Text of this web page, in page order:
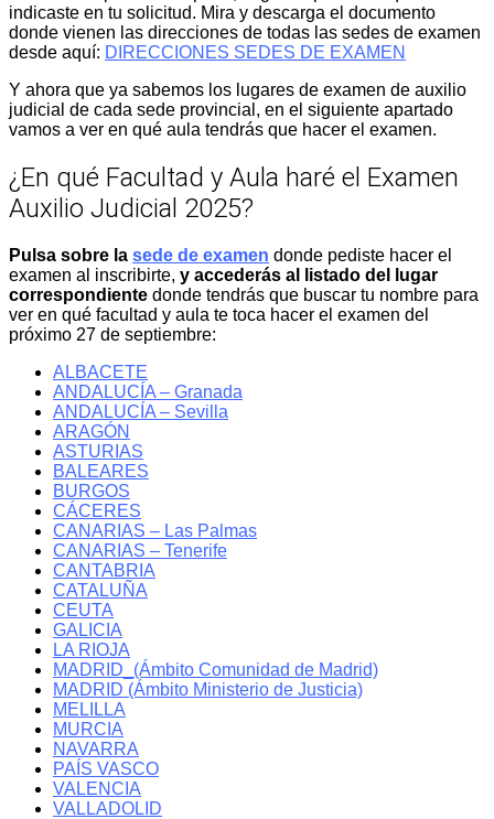
indicaste en tu solicitud. Mira y descarga el documento
donde vienen las direcciones de todas las sedes de examen
desde aquí: DIRECCIONES SEDES DE EXAMEN
Y ahora que ya sabemos los lugares de examen de auxilio
judicial de cada sede provincial, en el siguiente apartado
vamos a ver en qué aula tendrás que hacer el examen.
¿En qué Facultad y Aula haré el Examen
Auxilio Judicial 2025?
Pulsa sobre la sede de examen donde pediste hacer el
examen al inscribirte, y accederás al listado del lugar
correspondiente donde tendrás que buscar tu nombre para
ver en qué facultad y aula te toca hacer el examen del
próximo 27 de septiembre:
ALBACETE
ANDALUCÍA – Granada
ANDALUCÍA – Sevilla
ARAGÓN
ASTURIAS
BALEARES
BURGOS
CÁCERES
CANARIAS – Las Palmas
CANARIAS – Tenerife
CANTABRIA
CATALUÑA
CEUTA
GALICIA
LA RIOJA
MADRID_(Ámbito Comunidad de Madrid)
MADRID (Ámbito Ministerio de Justicia)
MELILLA
MURCIA
NAVARRA
PAÍS VASCO
VALENCIA
VALLADOLID